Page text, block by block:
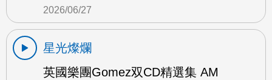
2026/06/27
星光燦爛
英國樂團Gomez双CD精選集 AM